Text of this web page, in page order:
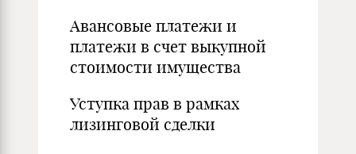
Авансовые платежи и
платежи в счет выкупной
стоимости имущества
Уступка прав в рамках
лизинговой сделки